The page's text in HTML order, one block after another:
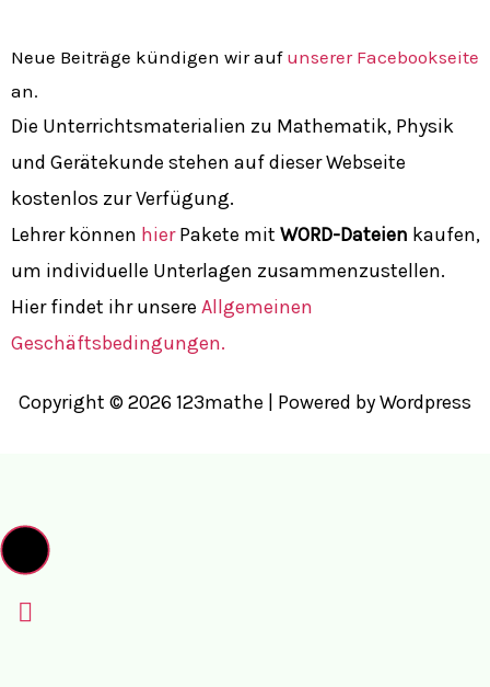
Neue Beiträge kündigen wir auf unserer Facebookseite
an.
Die Unterrichtsmaterialien zu Mathematik, Physik
und Gerätekunde stehen auf dieser Webseite
kostenlos zur Verfügung.
Lehrer können hierPakete mit WORD-Dateien kaufen,
um individuelle Unterlagen zusammenzustellen.
Hier findet ihr unsere Allgemeinen
Geschäftsbedingungen.
Copyright © 2026 123mathe | Powered by Wordpress